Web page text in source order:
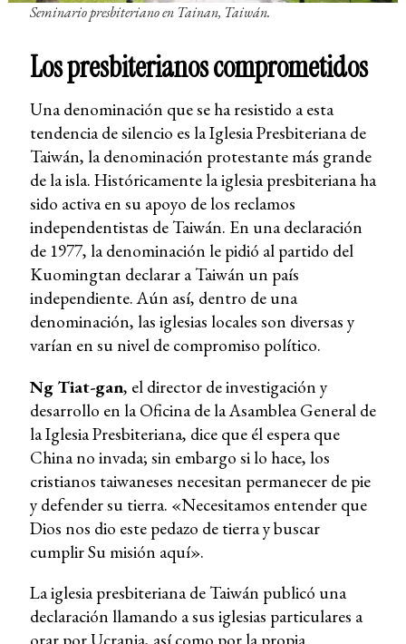
Seminario presbiteriano en Tainan, Taiwán.
Los presbiterianos comprometidos
Una denominación que se ha resistido a esta
tendencia de silencio es la Iglesia Presbiteriana de
Taiwán, la denominación protestante más grande
de la isla. Históricamente la iglesia presbiteriana ha
sido activa en su apoyo de los reclamos
independentistas de Taiwán. En una declaración
de 1977, la denominación le pidió al partido del
Kuomingtan declarar a Taiwán un país
independiente. Aún así, dentro de una
denominación, las iglesias locales son diversas y
varían en su nivel de compromiso político.
Ng Tiat-gan, el director de investigación y
desarrollo en la Oficina de la Asamblea General de
la Iglesia Presbiteriana, dice que él espera que
China no invada; sin embargo si lo hace, los
cristianos taiwaneses necesitan permanecer de pie
y defender su tierra. «Necesitamos entender que
Dios nos dio este pedazo de tierra y buscar
cumplir Su misión aquí».
La iglesia presbiteriana de Taiwán publicó una
declaración llamando a sus iglesias particulares a